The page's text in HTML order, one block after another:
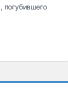
погубившего